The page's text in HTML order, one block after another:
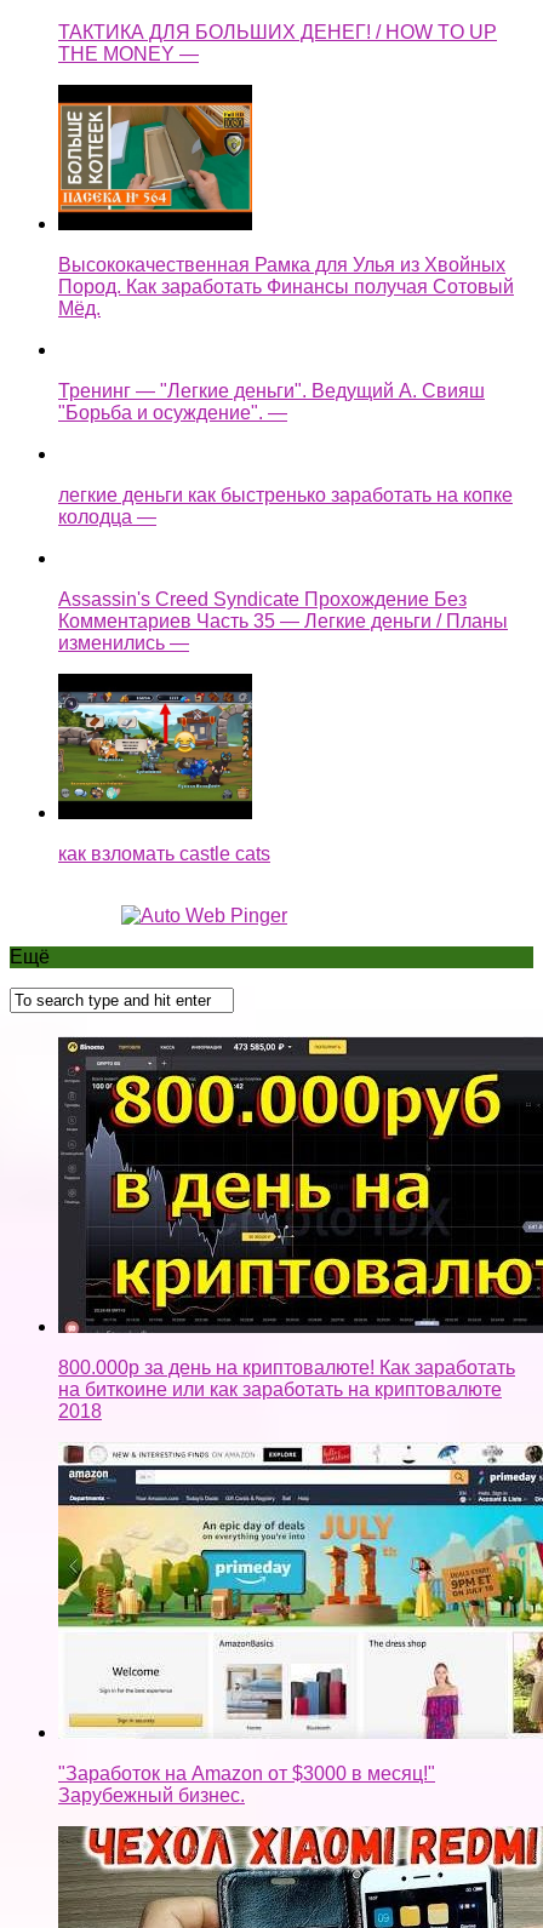
ТАКТИКА ДЛЯ БОЛЬШИХ ДЕНЕГ! / HOW TO UP
THE MONEY —
Высококачественная Рамка для Улья из Хвойных
Пород. Как заработать Финансы получая Сотовый
Мёд.
Тренинг — "Легкие деньги". Ведущий А. Свияш
"Борьба и осуждение". —
легкие деньги как быстренько заработать на копке
колодца —
Assassin's Creed Syndicate Прохождение Без
Комментариев Часть 35 — Легкие деньги / Планы
изменились —
как взломать castle cats
Ещё
800.000р за день на криптовалюте! Как заработать
на биткоине или как заработать на криптовалюте
2018
"Заработок на Amazon от $3000 в месяц!"
Зарубежный бизнес.